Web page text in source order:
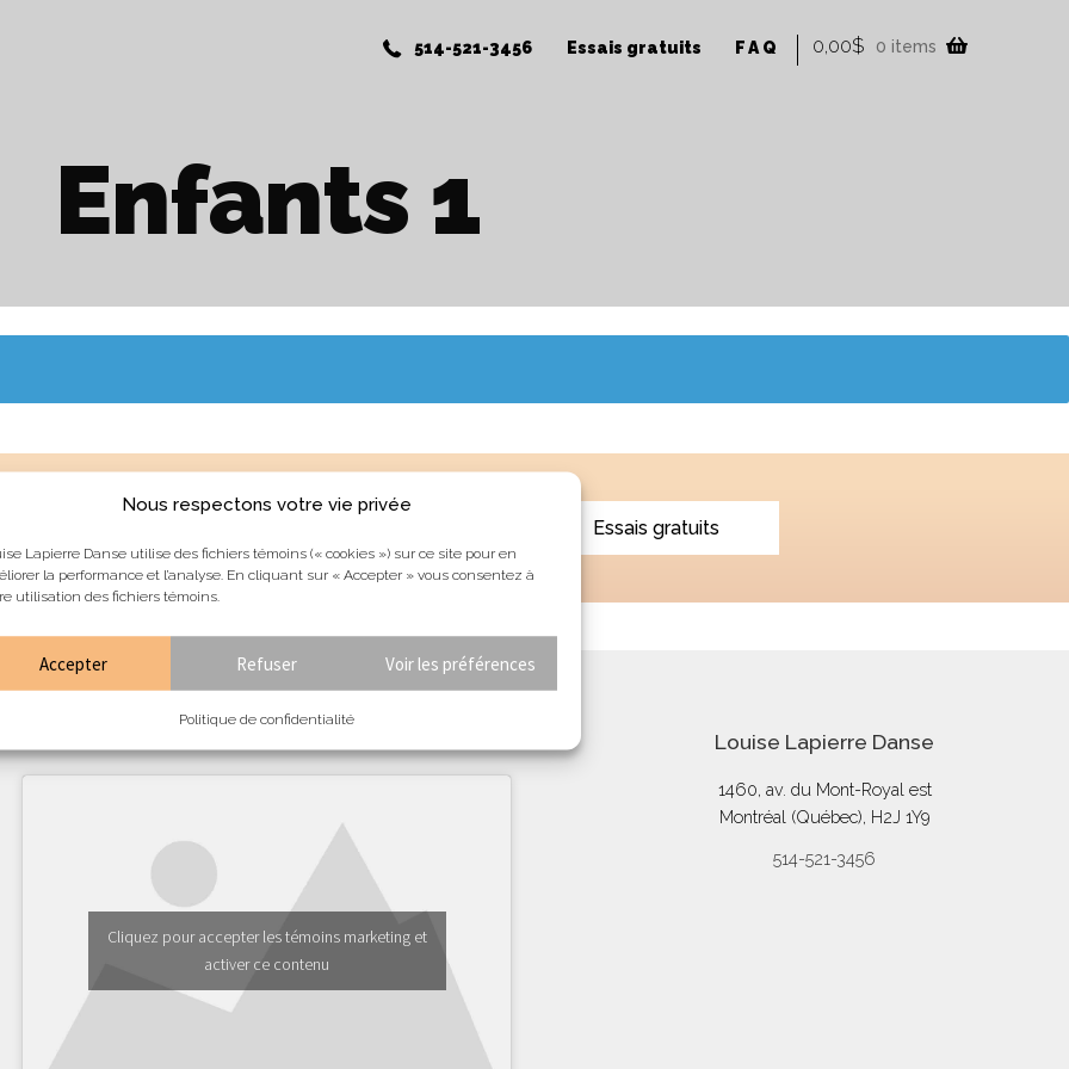
Nous respectons votre vie privée
Lapierre Danse utilise des fichiers témoins (« cookies ») sur ce site pour en
la performance et l’analyse. En cliquant sur « Accepter » vous consentez à
utilisation des fichiers témoins.
Accepter Refuser Voir les préférences
Politique de confidentialité
514-521-3456 Essais gratuits FAQ 0,00$ 0 items
Enfants 1
UN COURS GRATUITEMENT! Essais gratuits
Cliquez pour accepter les témoins marketing et
activer ce contenu
Louise Lapierre Danse
1460, av. du Mont-Royal est
Montréal (Québec), H2J 1Y9
514-521-3456